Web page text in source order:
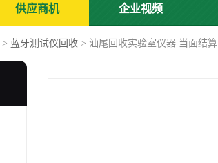
供应商机 企业视频
> 蓝牙测试仪回收 > 汕尾回收实验室仪器 当面结算